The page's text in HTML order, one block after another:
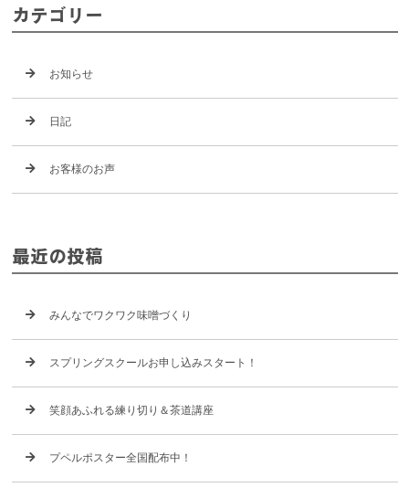
カテゴリー
お知らせ
日記
お客様のお声
最近の投稿
みんなでワクワク味噌づくり
スプリングスクールお申し込みスタート！
笑顔あふれる練り切り＆茶道講座
プペルポスター全国配布中！